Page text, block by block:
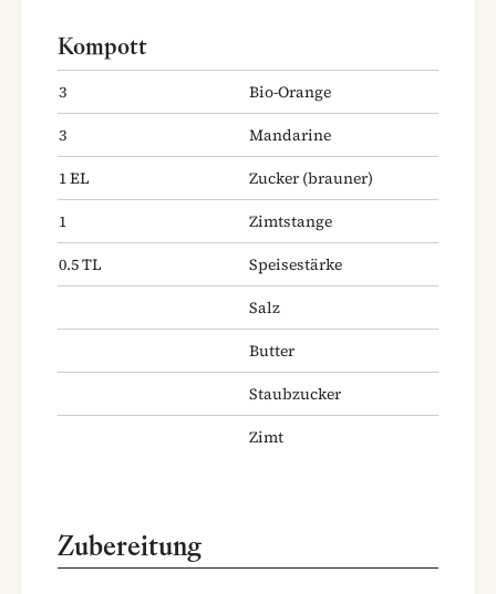
Kompott
3
Bio-Orange
3
Mandarine
1EL Zucker (brauner)
1
Zimtstange
0.5TL
Speisestärke
Salz
Butter
Staubzucker
Zimt
Zubereitung